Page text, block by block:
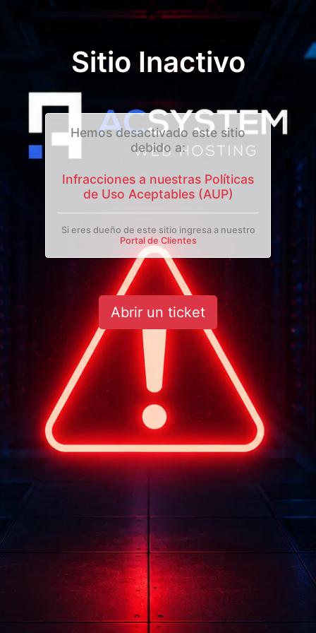
Sitio Inactivo
Hemos desactivado este sitio
debido a:
Infracciones a nuestras Políticas
de Uso Aceptables (AUP)
Si eres dueño de este sitio ingresa a nuestro
Portal de Clientes
Abrir un ticket